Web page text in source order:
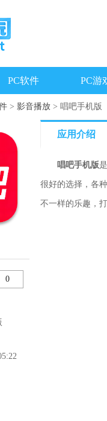
PC软件 PC游
> 影音播放 > 唱吧手机版
0
应用介绍
唱吧手机版
很好的选择，各
不一样的乐趣，